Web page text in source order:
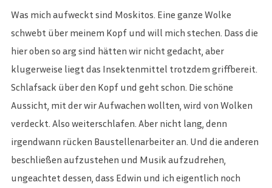
Was mich aufweckt sind Moskitos. Eine ganze Wolke
schwebt über meinem Kopf und will mich stechen. Dass die
hier oben so arg sind hätten wir nicht gedacht, aber
klugerweise liegt das Insektenmittel trotzdem griffbereit.
Schlafsack über den Kopf und geht schon. Die schöne
Aussicht, mit der wir Aufwachen wollten, wird von Wolken
verdeckt. Also weiterschlafen. Aber nicht lang, denn
irgendwann rücken Baustellenarbeiter an. Und die anderen
beschließen aufzustehen und Musik aufzudrehen,
ungeachtet dessen, dass Edwin und ich eigentlich noch